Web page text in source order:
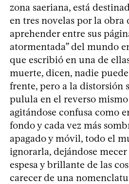
zona saeriana, está
en tres novelas por la obra
aprehender entre sus
atormentada” del mundo
que escribió en una de
muerte, dicen, nadie
frente, pero a la distorsión
pulula en el reverso
agitándose confusa como
fondo y cada vez más
apagado y móvil, todo el
ignorarla, dejándose
espesa y brillante de las
carecer de una